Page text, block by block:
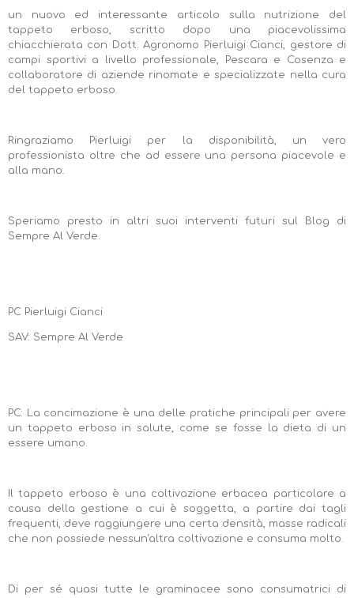
un nuovo ed interessante articolo sulla nutrizione del
tappeto erboso, scritto dopo una piacevolissima
chiacchierata con Dott. Agronomo Pierluigi Cianci, gestore di
campi sportivi a livello professionale, Pescara e Cosenza e
collaboratore di aziende rinomate e specializzate nella cura
del tappeto erboso.
Ringraziamo Pierluigi per la disponibilità, un vero
professionista oltre che ad essere una persona piacevole e
alla mano.
Speriamo presto in altri suoi interventi futuri sul Blog di
Sempre Al Verde.
PC Pierluigi Cianci
SAV: Sempre Al Verde
PC: La concimazione è una delle pratiche principali per avere
un tappeto erboso in salute, come se fosse la dieta di un
essere umano.
Il tappeto erboso è una coltivazione erbacea particolare a
causa della gestione a cui è soggetta, a partire dai tagli
frequenti, deve raggiungere una certa densità, masse radicali
che non possiede nessun'altra coltivazione e consuma molto.
Di per sé quasi tutte le graminacee sono consumatrici di